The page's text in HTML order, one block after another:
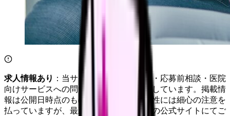
求人情報あり ：当サイトは自社求人通知・応募前相談・医院
向けサービスへの問い合わせ導線を設置しています。掲載情
報は公開日時点のものです。記事の正確性には細心の注意を
払っていますが、最新情報は各サービスの公式サイトにてご